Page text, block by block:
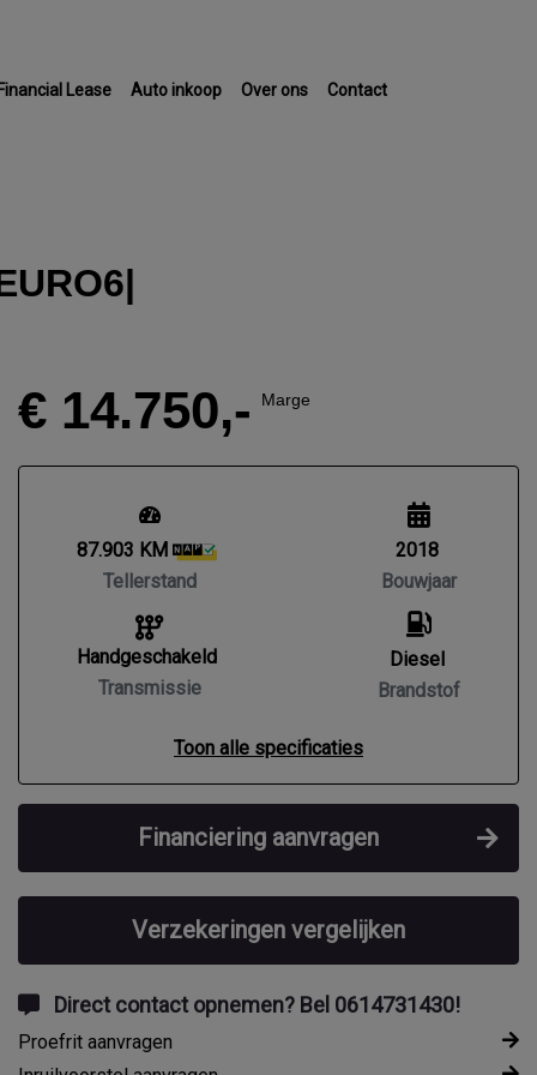
Financial Lease Auto inkoop Over ons Contact
€ 14.750,- Marge
87.903 KM
Tellerstand
Handgeschakeld
Transmissie
2018
Bouwjaar
Diesel
Brandstof
Toon alle specificaties
Financiering aanvragen
Verzekeringen vergelijken
Direct contact opnemen? Bel 0614731430!
Proefrit aanvragen